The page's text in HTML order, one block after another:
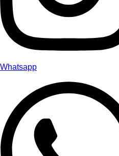
Whatsapp